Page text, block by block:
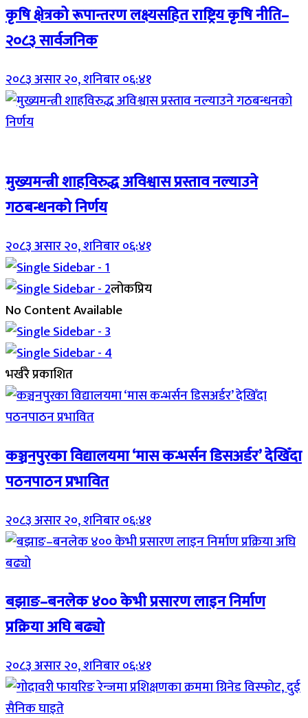
कृषि क्षेत्रको रूपान्तरण लक्ष्यसहित राष्ट्रिय कृषि नीति–
२०८३ सार्वजनिक
२०८३ असार २०, शनिबार ०६:४१
मुख्यमन्त्री शाहविरुद्ध अविश्वास प्रस्ताव नल्याउने
गठबन्धनको निर्णय
२०८३ असार २०, शनिबार ०६:४१
लोकप्रिय
No Content Available
भर्खरै प्रकाशित
कञ्चनपुरका विद्यालयमा ‘मास कन्भर्सन डिसअर्डर’ देखिँदा
पठनपाठन प्रभावित
२०८३ असार २०, शनिबार ०६:४१
बझाङ–बनलेक ४०० केभी प्रसारण लाइन निर्माण
प्रक्रिया अघि बढ्यो
२०८३ असार २०, शनिबार ०६:४१